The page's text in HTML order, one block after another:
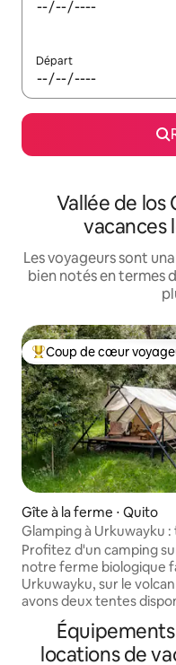
Départ
Vallée de los
vacances
Les voyageurs sont
bien notés en termes
Coups de cœur
Coup de cœur
Gîte à la ferme ⋅ Quito
Glamping à Urkuwayku
« Cotopaxi »
Profitez d'un camping
notre ferme biologique
Urkuwayku, sur le
avons deux tentes
et Pasochoa), chacune
spectaculaire. Située à
votre tente, une
locations de